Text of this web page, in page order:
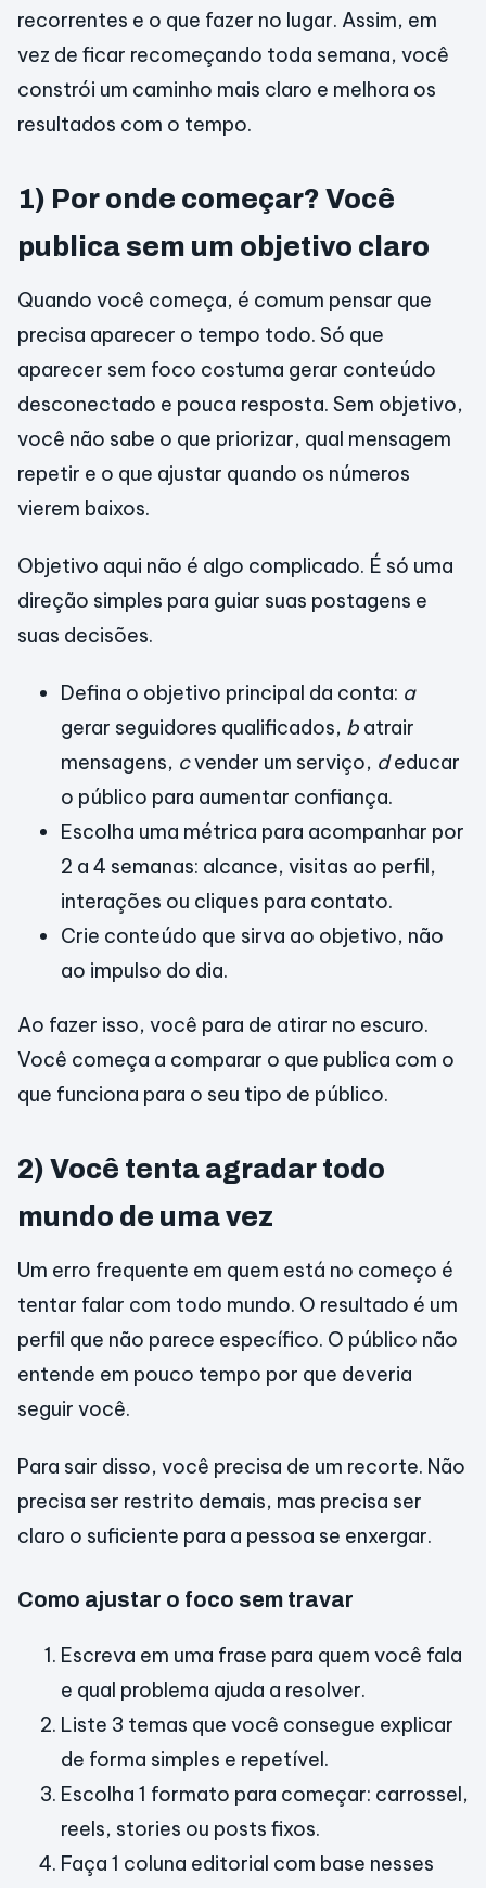
recorrentes e o que fazer no lugar. Assim, em
vez de ficar recomeçando toda semana, você
constrói um caminho mais claro e melhora os
resultados com o tempo.
1) Por onde começar? Você
publica sem um objetivo claro
Quando você começa, é comum pensar que
precisa aparecer o tempo todo. Só que
aparecer sem foco costuma gerar conteúdo
desconectado e pouca resposta. Sem objetivo,
você não sabe o que priorizar, qual mensagem
repetir e o que ajustar quando os números
vierem baixos.
Objetivo aqui não é algo complicado. É só uma
direção simples para guiar suas postagens e
suas decisões.
Defina o objetivo principal da conta: a
gerar seguidores qualificados, b atrair
mensagens, cvender um serviço, deducar
o público para aumentar confiança.
Escolha uma métrica para acompanhar por
2 a 4 semanas: alcance, visitas ao perfil,
interações ou cliques para contato.
Crie conteúdo que sirva ao objetivo, não
ao impulso do dia.
Ao fazer isso, você para de atirar no escuro.
Você começa a comparar o que publica com o
que funciona para o seu tipo de público.
2) Você tenta agradar todo
mundo de uma vez
Um erro frequente em quem está no começo é
tentar falar com todo mundo. O resultado é um
perfil que não parece específico. O público não
entende em pouco tempo por que deveria
seguir você.
Para sair disso, você precisa de um recorte. Não
precisa ser restrito demais, mas precisa ser
claro o suficiente para a pessoa se enxergar.
Como ajustar o foco sem travar
Escreva em uma frase para quem você fala
e qual problema ajuda a resolver.
Liste 3 temas que você consegue explicar
de forma simples e repetível.
Escolha 1 formato para começar: carrossel,
reels, stories ou posts fixos.
Faça 1 coluna editorial com base nesses